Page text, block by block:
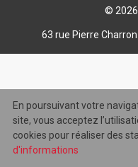
© 2026
63 rue Pierre
En poursuivant votre
site, vous acceptez
cookies pour réaliser des
d'informations